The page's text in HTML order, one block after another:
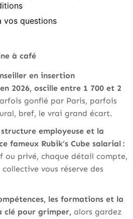
vos questions
à café
en insertion
2026, oscille entre 1 700 et 2
gonflé par Paris, parfois
bref, le vrai grand écart.
structure employeuse et la
fameux Rubik’s Cube salarial :
ou privé, chaque détail compte,
vous réserve des
les formations et la
clé pour grimper, alors gardez